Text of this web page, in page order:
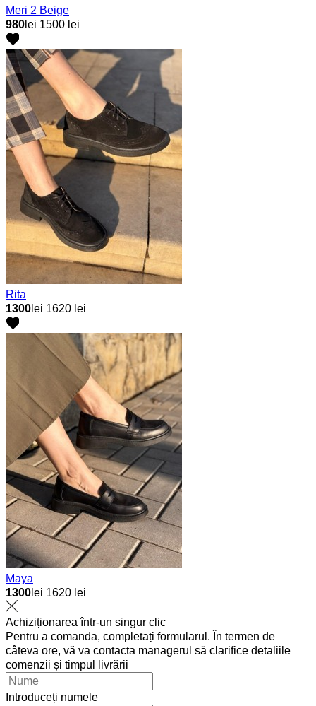
Meri 2 Beige
980 lei 1500 lei
Rita
1300 lei 1620 lei
Maya
1300 lei 1620 lei
Achiziționarea într-un singur clic
Pentru a comanda, completați formularul. În termen de
câteva ore, vă va contacta managerul să clarifice detaliile
comenzii și timpul livrării
Introduceți numele